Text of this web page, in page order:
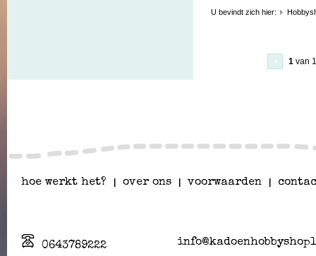
U bevindt zich hier:
1van 1
hoe werkt het? over ons voorwaarden
0643789222